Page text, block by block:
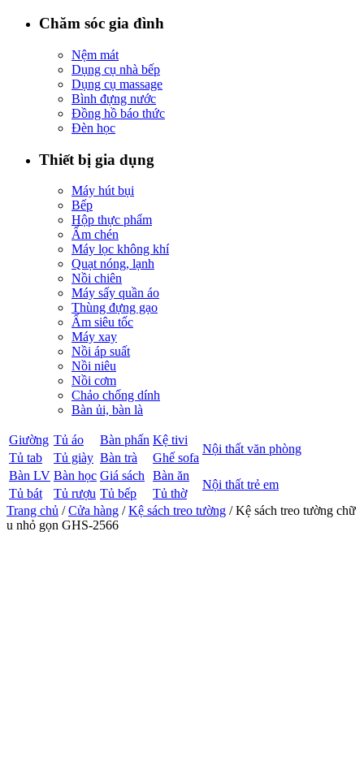
Chăm sóc gia đình
Nệm mát
Dụng cụ nhà bếp
Dụng cụ massage
Bình đựng nước
Đồng hồ báo thức
Đèn học
Thiết bị gia dụng
Máy hút bụi
Bếp
Hộp thực phẩm
Ấm chén
Máy lọc không khí
Quạt nóng, lạnh
Nồi chiên
Máy sấy quần áo
Thùng đựng gạo
Ấm siêu tốc
Máy xay
Nồi áp suất
Nồi niêu
Nồi cơm
Chảo chống dính
Bàn ủi, bàn là
Giường Tủ áo Bàn phấn Kệ tivi
Nội thất văn phòng
Tủ tab Tủ giày Bàn trà
Ghế sofa
Bàn LV Bàn học Giá sách Bàn ăn
Nội thất trẻ em
Tủ bát Tủ rượu Tủ bếp
Tủ thờ
Trang chủ /Cửa hàng /Kệ sách treo tường / Kệ sách treo tường chữ
u nhỏ gọn GHS-2566